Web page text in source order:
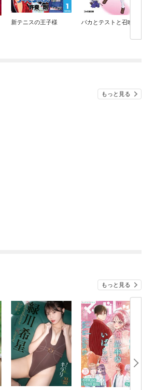
新テニスの王子様 バカとテストと召喚獣
もっと見る
もっと見る